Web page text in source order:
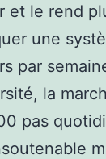
et le rend
une
par
la
pas